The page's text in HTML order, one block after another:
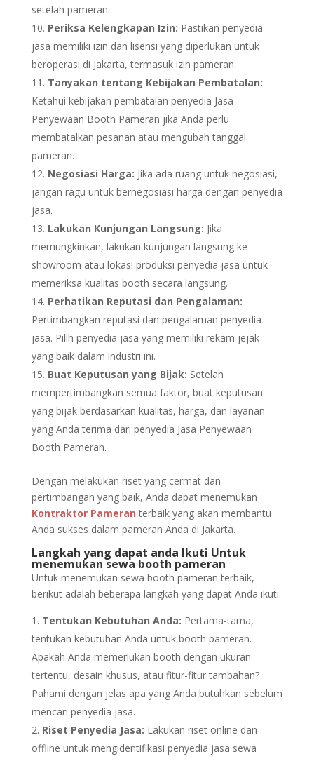
setelah pameran.
Periksa Kelengkapan Izin: Pastikan penyedia
jasa memiliki izin dan lisensi yang diperlukan untuk
beroperasi di Jakarta, termasuk izin pameran.
Tanyakan tentang Kebijakan Pembatalan:
Ketahui kebijakan pembatalan penyedia Jasa
Penyewaan Booth Pameran jika Anda perlu
membatalkan pesanan atau mengubah tanggal
pameran.
Negosiasi Harga: Jika ada ruang untuk negosiasi,
jangan ragu untuk bernegosiasi harga dengan penyedia
jasa.
Lakukan Kunjungan Langsung: Jika
memungkinkan, lakukan kunjungan langsung ke
showroom atau lokasi produksi penyedia jasa untuk
memeriksa kualitas booth secara langsung.
Perhatikan Reputasi dan Pengalaman:
Pertimbangkan reputasi dan pengalaman penyedia
jasa. Pilih penyedia jasa yang memiliki rekam jejak
yang baik dalam industri ini.
Buat Keputusan yang Bijak: Setelah
mempertimbangkan semua faktor, buat keputusan
yang bijak berdasarkan kualitas, harga, dan layanan
yang Anda terima dari penyedia Jasa Penyewaan
Booth Pameran.
Dengan melakukan riset yang cermat dan
pertimbangan yang baik, Anda dapat menemukan
Kontraktor Pameran terbaik yang akan membantu
Anda sukses dalam pameran Anda di Jakarta.
Langkah yang dapat anda Ikuti Untuk
menemukan sewa booth pameran
Untuk menemukan sewa booth pameran terbaik,
berikut adalah beberapa langkah yang dapat Anda ikuti:
Tentukan Kebutuhan Anda: Pertama-tama,
tentukan kebutuhan Anda untuk booth pameran.
Apakah Anda memerlukan booth dengan ukuran
tertentu, desain khusus, atau fitur-fitur tambahan?
Pahami dengan jelas apa yang Anda butuhkan sebelum
mencari penyedia jasa.
Riset Penyedia Jasa: Lakukan riset online dan
offline untuk mengidentifikasi penyedia jasa sewa